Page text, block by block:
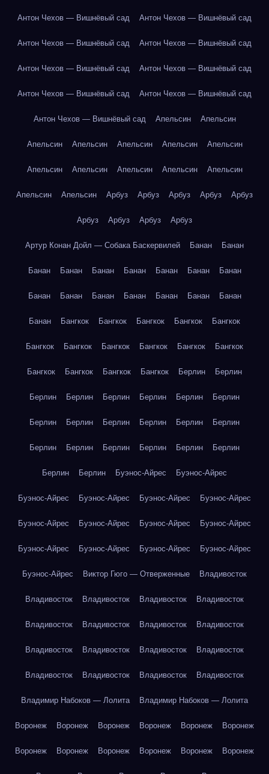
Антон Чехов — Вишнёвый сад Антон Чехов — Вишнёвый сад
Антон Чехов — Вишнёвый сад Антон Чехов — Вишнёвый сад
Антон Чехов — Вишнёвый сад Антон Чехов — Вишнёвый сад
Антон Чехов — Вишнёвый сад Антон Чехов — Вишнёвый сад
Антон Чехов — Вишнёвый сад Апельсин Апельсин
Апельсин Апельсин Апельсин Апельсин Апельсин
Апельсин Апельсин Апельсин Апельсин Апельсин
Апельсин Апельсин Арбуз Арбуз Арбуз Арбуз Арбуз
Арбуз Арбуз Арбуз Арбуз
Артур Конан Дойл — Собака Баскервилей Банан Банан
Банан Банан Банан Банан Банан Банан Банан
Банан Банан Банан Банан Банан Банан Банан
Банан Бангкок Бангкок Бангкок Бангкок Бангкок
Бангкок Бангкок Бангкок Бангкок Бангкок Бангкок
Бангкок Бангкок Бангкок Бангкок Берлин Берлин
Берлин Берлин Берлин Берлин Берлин Берлин
Берлин Берлин Берлин Берлин Берлин Берлин
Берлин Берлин Берлин Берлин Берлин Берлин
Берлин Берлин Буэнос-Айрес Буэнос-Айрес
Буэнос-Айрес Буэнос-Айрес Буэнос-Айрес Буэнос-Айрес
Буэнос-Айрес Буэнос-Айрес Буэнос-Айрес Буэнос-Айрес
Буэнос-Айрес Буэнос-Айрес Буэнос-Айрес Буэнос-Айрес
Буэнос-Айрес Виктор Гюго — Отверженные Владивосток
Владивосток Владивосток Владивосток Владивосток
Владивосток Владивосток Владивосток Владивосток
Владивосток Владивосток Владивосток Владивосток
Владивосток Владивосток Владивосток Владивосток
Владимир Набоков — Лолита Владимир Набоков — Лолита
Воронеж Воронеж Воронеж Воронеж Воронеж Воронеж
Воронеж Воронеж Воронеж Воронеж Воронеж Воронеж